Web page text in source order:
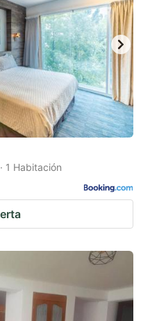
1 Habitación